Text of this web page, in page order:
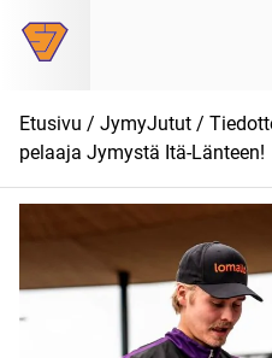
suoraan
Etusivu / JymyJutut /
pelaaja Jymystä Itä-Länteen!